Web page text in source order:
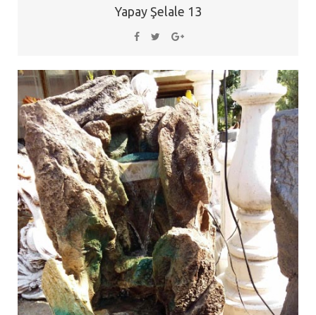
Yapay Şelale 13